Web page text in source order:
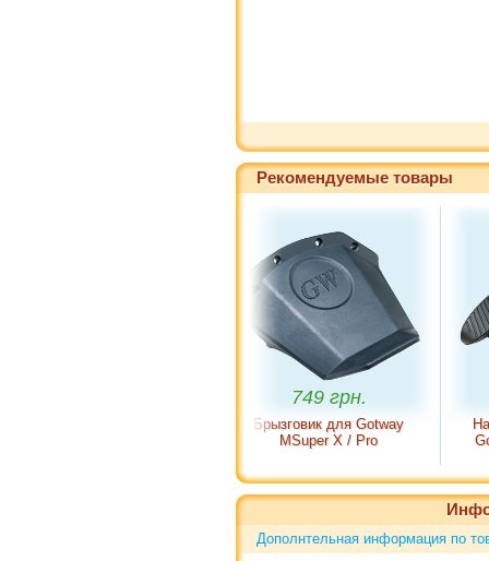
Рекомендуемые товары
Брызговик для Gotway
MSuper X / Pro
Накладное
Gotway
Дополнтельная информация по